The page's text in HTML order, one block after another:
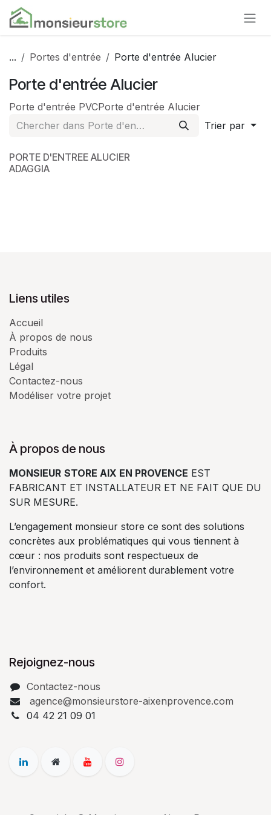
Se rendre au contenu
... Portes d'entrée Porte d'entrée Alucier
Porte d'entrée Alucier
Porte d'entrée PVCPorte d'entrée Alucier
Trier par
PORTE D'ENTREE ALUCIER
ADAGGIA
Liens utiles
Accueil
À propos de nous
Produits
Légal
Contactez-nous
Modéliser votre projet
À propos de nous
MONSIEUR STORE AIX EN PROVENCE EST
FABRICANT ET INSTALLATEUR ET NE FAIT QUE DU
SUR MESURE.
L’engagement monsieur store ce sont des solutions
concrètes aux problématiques qui vous tiennent à
cœur : nos produits sont respectueux de
l’environnement et améliorent durablement votre
confort.
Rejoignez-nous
Contactez-nous
agence@monsieurstore-aixenprovence.com
04 42 21 09 01